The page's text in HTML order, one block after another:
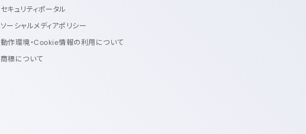
セキュリティポータル
ソーシャルメディアポリシー
動作環境・Cookie情報の利用について
商標について